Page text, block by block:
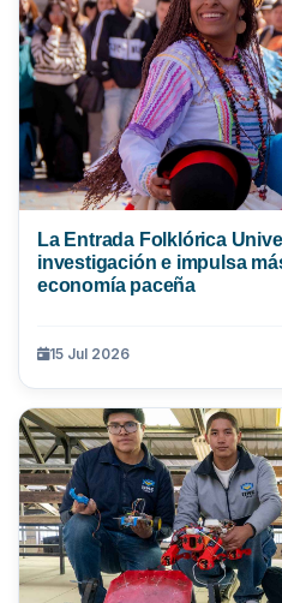
La Entrada Folklórica
investigación e impulsa
economía paceña
15 Jul 2026